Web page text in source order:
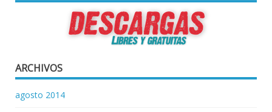
ARCHIVOS
agosto 2014